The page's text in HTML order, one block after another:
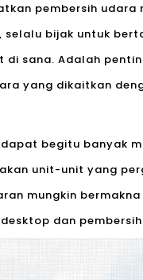
pembersih udara
bijak untuk
sana. Adalah
yang dikaitkan
begitu banyak
unit-unit yang
mungkin
dan